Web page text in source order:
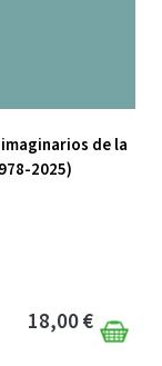
de la
2025)
18,00 €